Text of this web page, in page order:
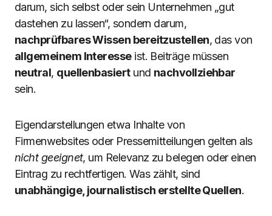
darum, sich selbst oder sein Unternehmen „gut
dastehen zu lassen“, sondern darum,
nachprüfbares Wissen bereitzustellen, das von
allgemeinem Interesseist. Beiträge müssen
neutral, quellenbasiertund nachvollziehbar
sein.
Eigendarstellungen etwa Inhalte von
Firmenwebsites oder Pressemitteilungen gelten als
nicht geeignet, um Relevanz zu belegen oder einen
Eintrag zu rechtfertigen. Was zählt, sind
unabhängige, journalistisch erstellte Quellen.